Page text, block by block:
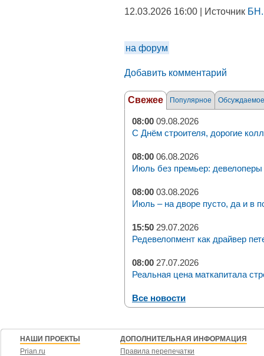
12.03.2026 16:00 | Источник
на форум
Добавить комментарий
Свежее Популярное Обсуждаемое
08:00 09.08.2026
С Днём строителя, дорогие
08:00 06.08.2026
Июль без премьер: девелоперы
08:00 03.08.2026
Июль – на дворе пусто, да и в
15:50 29.07.2026
Редевелопмент как драйвер
08:00 27.07.2026
Реальная цена маткапитала
Все новости
НАШИ ПРОЕКТЫ
Prian.ru
ДОПОЛНИТЕЛЬНАЯ ИНФОРМАЦИЯ
Правила перепечатки